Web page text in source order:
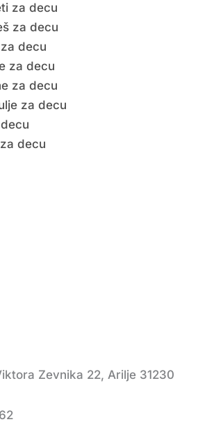
za decu
za decu
decu
za decu
za decu
za decu
decu
Zevnika 22, Arilje 31230